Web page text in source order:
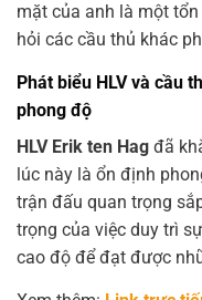
mặt của anh là một
hỏi các cầu thủ khác
Phát biểu HLV và cầu
phong độ
HLV Erik ten Hag đã
lúc này là ổn định
trận đấu quan trọng
trọng của việc duy trì
cao độ để đạt được